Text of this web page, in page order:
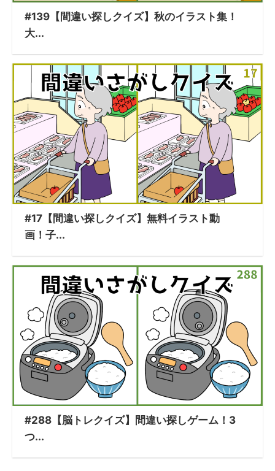
#139【間違い探しクイズ】秋のイラスト集！
大...
#17【間違い探しクイズ】無料イラスト動
画！子...
#288【脳トレクイズ】間違い探しゲーム！3
つ...